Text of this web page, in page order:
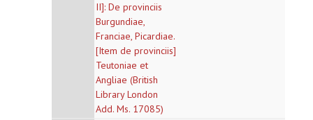
II]: De provinciis
Burgundiae,
Franciae, Picardiae.
[Item de provinciis]
Teutoniae et
Angliae (British
Library London
Add. Ms. 17085)